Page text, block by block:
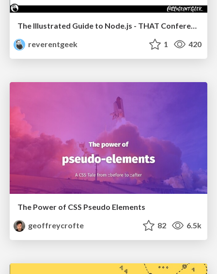
The Illustrated Guide to Node.js - THAT Conference 2024
reverentgeek
1 420
The Power of CSS Pseudo Elements
geoffreycrofte
82 6.5k